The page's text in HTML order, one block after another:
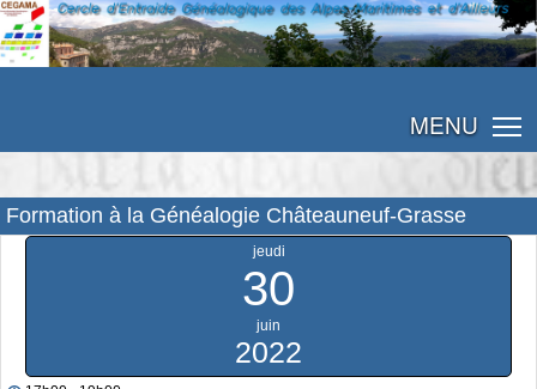
MENU
Formation à la Généalogie Châteauneuf-Grasse
jeudi
30
juin
2022